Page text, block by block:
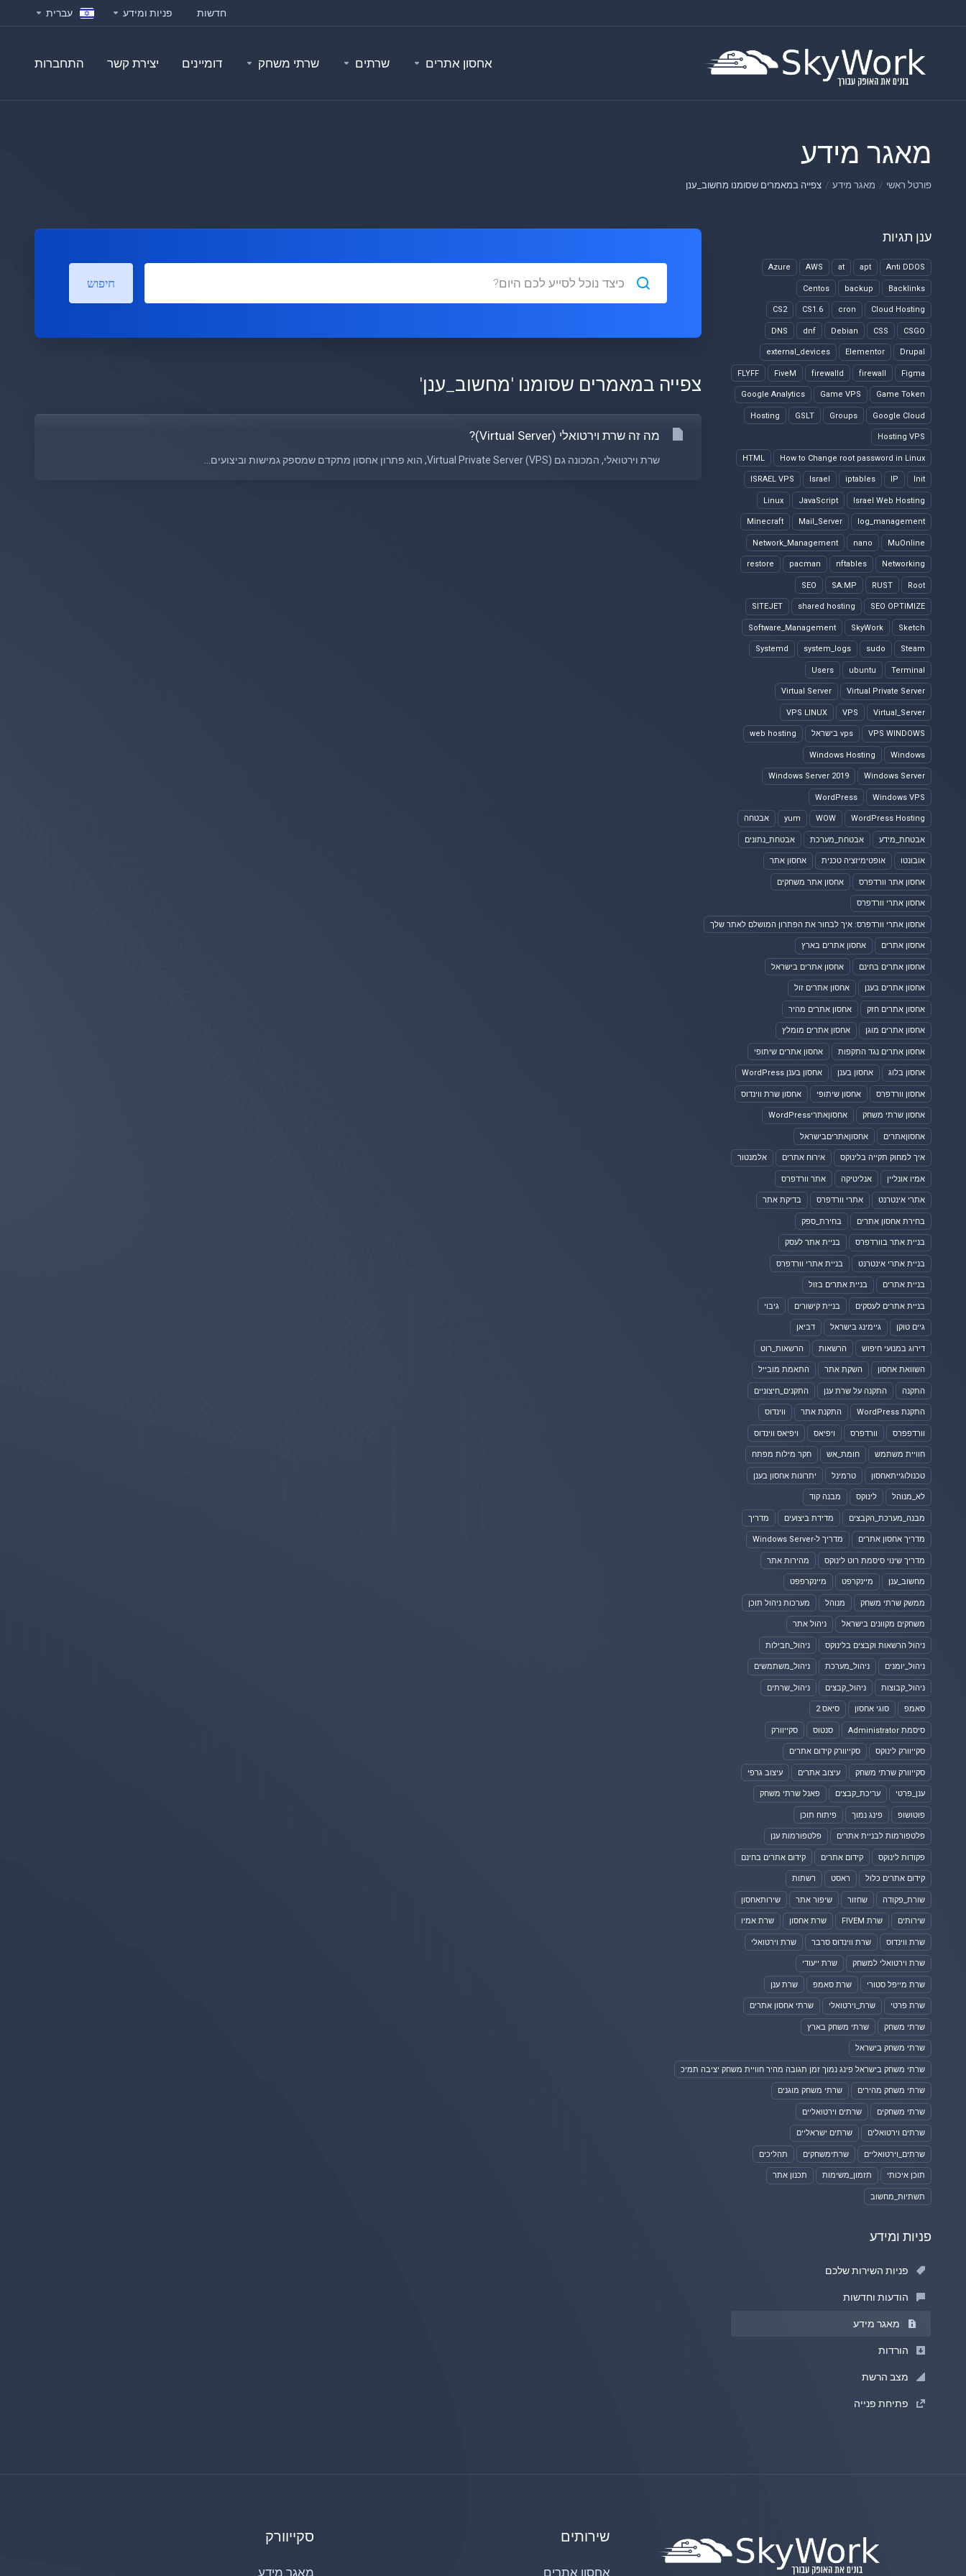
חדשות פניות ומידע עברית
אחסון אתרים שרתים שרתי משחק דומיינים יצירת קשר התחברות
מאגר מידע
פורטל ראשי מאגר מידע צפייה במאמרים שסומנו מחשוב_ענן
ענן תגיות
Anti DDOS
apt
at
AWS
Azure
Backlinks
backup
Centos
Cloud Hosting
cron
CS1.6
CS2
CSGO
CSS
Debian
dnf
DNS
Drupal
Elementor
external_devices
Figma
firewall
firewalld
FiveM
FLYFF
Game Token
Game VPS
Google Analytics
Google Cloud
Groups
GSLT
Hosting
Hosting VPS
How to Change root password in Linux
HTML
Init
IP
iptables
Israel
ISRAEL VPS
Israel Web Hosting
JavaScript
Linux
log_management
Mail_Server
Minecraft
MuOnline
nano
Network_Management
Networking
nftables
pacman
restore
Root
RUST
SA:MP
SEO
SEO OPTIMIZE
shared hosting
SITEJET
Sketch
SkyWork
Software_Management
Steam
sudo
system_logs
Systemd
Terminal
ubuntu
Users
Virtual Private Server
Virtual Server
Virtual_Server
VPS
VPS LINUX
VPS WINDOWS vps בישראל web hosting
Windows
Windows Hosting
Windows Server
Windows Server 2019
Windows VPS
WordPress
WordPress Hosting
WOW
yum אבטחה
אבטחת_מידע אבטחת_מערכת אבטחת_נתונים
אובונטו אופטימיזציה טכנית אחסון אתר
אחסון אתר וורדפרס אחסון אתר משחקים
אחסון אתרי וורדפרס
אחסון אתרי וורדפרס: איך לבחור את הפתרון המושלם לאתר שלך
אחסון אתרים אחסון אתרים בארץ
אחסון אתרים בחינם אחסון אתרים בישראל
אחסון אתרים בענן אחסון אתרים זול
אחסון אתרים חזק אחסון אתרים מהיר
אחסון אתרים מוגן אחסון אתרים מומלץ
אחסון אתרים נגד התקפות אחסון אתרים שיתופי
אחסון בלוג אחסון בענן אחסון בענן WordPress
אחסון וורדפרס אחסון שיתופי אחסון שרת ווינדוס
אחסון שרתי משחק אחסוןאתריWordPress
אחסוןאתרים אחסוןאתריםבישראל
איך למחוק תקייה בלינוקס אירוח אתרים אלמנטור
אמיו אונליין אנליטיקה אתר וורדפרס
אתרי אינטרנט אתרי וורדפרס בדיקת אתר
בחירת אחסון אתרים בחירת_ספק
בניית אתר בוורדפרס בניית אתר לעסק
בניית אתרי אינטרנט בניית אתרי וורדפרס
בניית אתרים בניית אתרים בזול
בניית אתרים לעסקים בניית קישורים גיבוי
גיים טוקן גיימינג בישראל דביאן
דירוג במנועי חיפוש הרשאות הרשאות_רוט
השוואת אחסון השקת אתר התאמת מובייל
התקנה התקנה על שרת ענן התקנים_חיצוניים
התקנת WordPress התקנת אתר ווינדוס
וורדפפרס וורדפרס ויפיאס ויפיאס ווינדוס
חוויית משתמש חומת_אש חקר מילות מפתח
טכנולוגייתאחסון טרמינל יתרונות אחסון בענן
לא_מנוהל לינוקס מבנה קוד
מבנה_מערכת_הקבצים מדידת ביצועים מדריך
מדריך אחסון אתרים מדריך ל-Windows Server
מדריך שינוי סיסמת רוט לינוקס מהירות אתר
מחשוב_ענן מיינקרפט מיינקרפפט
ממשק שרתי משחק מנוהל מערכות ניהול תוכן
משחקים מקוונים בישראל ניהול אתר
ניהול הרשאות וקבצים בלינוקס ניהול_חבילות
ניהול_יומנים ניהול_מערכת ניהול_משתמשים
ניהול_קבוצות ניהול_קבצים ניהול_שרתים
סאמפ סוגי אחסון סיאס 2
סיסמת Administrator סנטוס סקייוורק
סקייוורק לינוקס סקייוורק קידום אתרים
סקייוורק שרתי משחק עיצוב אתרים עיצוב גרפי
ענן_פרטי עריכת_קבצים פאנל שרתי משחק
פוטושופ פינג נמוך פיתוח תוכן
פלטפורמות לבניית אתרים פלטפורמות ענן
פקודות לינוקס קידום אתרים קידום אתרים בחינם
קידום אתרים כלול ראסט רשתות
שורת_פקודה שחזור שיפור אתר שירותאחסון
שירותים שרת FIVEM שרת אחסון שרת אמיו
שרת ווינדוס שרת ווינדוס סרבר שרת וירטואלי
שרת וירטואלי למשחק שרת ייעודי
שרת מייפל סטורי שרת סאמפ שרת ענן
שרת פרטי שרת_וירטואלי שרתי אחסון אתרים
שרתי משחק שרתי משחק בארץ
שרתי משחק בישראל
שרתי משחק בישראל פינג נמוך זמן תגובה מהיר חוויית משחק יציבה תמיכ
שרתי משחק מהירים שרתי משחק מוגנים
שרתי משחקים שרתים וירטואליים
שרתים וירטואלים שרתים ישראליים
שרתים_וירטואליים שרתימשחקים תהליכים
תוכן איכותי תזמון_משימות תכנון אתר
תשתיות_מחשוב
פניות ומידע
פניות השירות שלכם
הודעות וחדשות
מאגר מידע
הורדות
מצב הרשת
פתיחת פנייה
חיפוש
צפייה במאמרים שסומנו 'מחשוב_ענן'
מה זה שרת וירטואלי (Virtual Server)?
שרת וירטואלי, המכונה גם Virtual Private Server (VPS), הוא פתרון אחסון מתקדם שמספק גמישות וביצועים...
שירותים
אחסון אתרים
סקייוורק
מאגר מידע